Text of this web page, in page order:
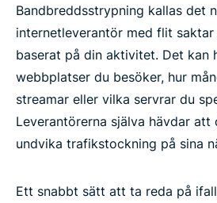
Bandbreddsstrypning kallas det
internetleverantör med flit
baserat på din aktivitet. Det kan
webbplatser du besöker, hur
streamar eller vilka servrar du
Leverantörerna själva hävdar
undvika trafikstockning på sina
Ett snabbt sätt att ta reda på